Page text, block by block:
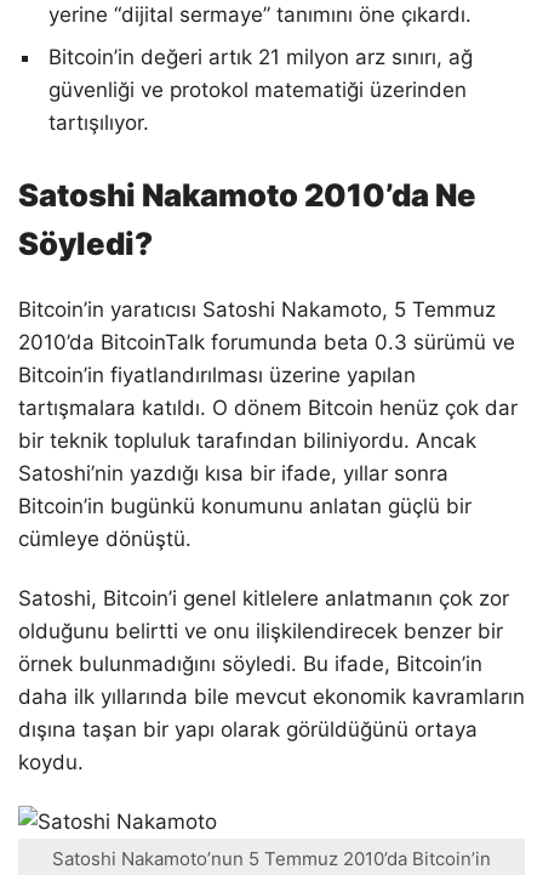
yerine “dijital sermaye” tanımını öne çıkardı.
Bitcoin’in değeri artık 21 milyon arz sınırı, ağ
güvenliği ve protokol matematiği üzerinden
tartışılıyor.
Satoshi Nakamoto 2010’da Ne
Söyledi?
Bitcoin’in yaratıcısı Satoshi Nakamoto, 5 Temmuz
2010’da BitcoinTalk forumunda beta 0.3 sürümü ve
Bitcoin’in fiyatlandırılması üzerine yapılan
tartışmalara katıldı. O dönem Bitcoin henüz çok dar
bir teknik topluluk tarafından biliniyordu. Ancak
Satoshi’nin yazdığı kısa bir ifade, yıllar sonra
Bitcoin’in bugünkü konumunu anlatan güçlü bir
cümleye dönüştü.
Satoshi, Bitcoin’i genel kitlelere anlatmanın çok zor
olduğunu belirtti ve onu ilişkilendirecek benzer bir
örnek bulunmadığını söyledi. Bu ifade, Bitcoin’in
daha ilk yıllarında bile mevcut ekonomik kavramların
dışına taşan bir yapı olarak görüldüğünü ortaya
koydu.
Satoshi Nakamoto’nun 5 Temmuz 2010’da Bitcoin’in